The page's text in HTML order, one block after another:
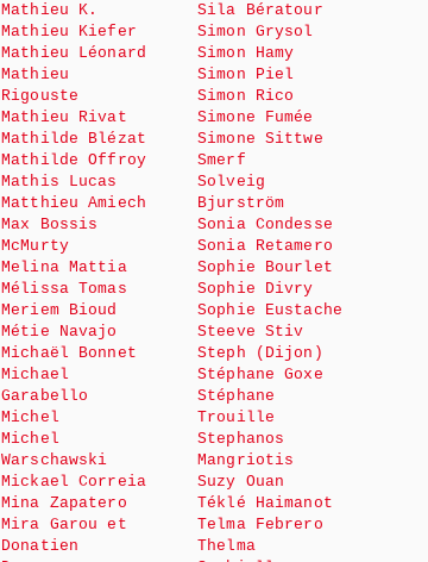
Mathieu K.
Mathieu Kiefer
Mathieu Léonard
Mathieu
Rigouste
Mathieu Rivat
Mathilde Blézat
Mathilde Offroy
Mathis Lucas
Matthieu Amiech
Max Bossis
McMurty
Melina Mattia
Mélissa Tomas
Meriem Bioud
Métie Navajo
Michaël Bonnet
Michael
Garabello
Michel
Michel
Warschawski
Mickael Correia
Mina Zapatero
Mira Garou et
Donatien
Sila Bératour
Simon Grysol
Simon Hamy
Simon Piel
Simon Rico
Simone Fumée
Simone Sittwe
Smerf
Solveig
Bjurström
Sonia Condesse
Sonia Retamero
Sophie Bourlet
Sophie Divry
Sophie Eustache
Steeve Stiv
Steph (Dijon)
Stéphane Goxe
Stéphane
Trouille
Stephanos
Mangriotis
Suzy Ouan
Téklé Haimanot
Telma Febrero
Thelma